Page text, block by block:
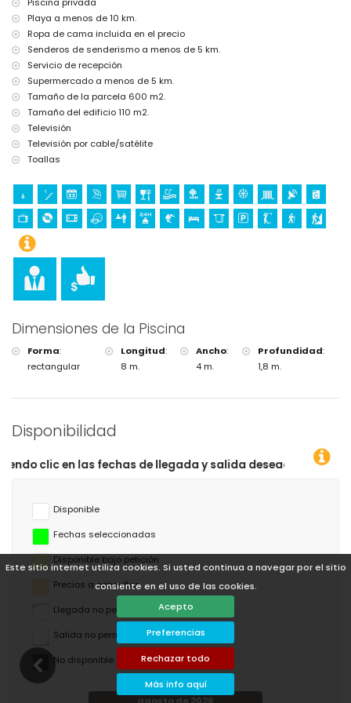
Este sitio internet utiliza cookies. Si usted continua a navegar por el sitio
consiente en el uso de las cookies.
Acepto
Preferencias
Rechazar todo
Más info aquí
la villa)
Playa a menos de 10 km.
Ropa de cama incluida en el precio
Senderos de senderismo a menos de 5 km.
Servicio de recepción
Supermercado a menos de 5 km.
Tamaño de la parcela 600 m2.
Tamaño del edificio 110 m2.
Televisión
Televisión por cable/satélite
Toallas
Dimensiones de la Piscina
Forma:
rectangular
Longitud:
8 m.
Ancho:
4 m.
Profundidad:
1,8 m.
Disponibilidad
de llegada y salida deseadas!
Disponible
Fechas seleccionadas
Disponible bajo petición
Precios a consultar
Llegada no permitida
Salida no permitida
No disponible
agosto de 2026